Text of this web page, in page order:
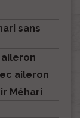
sans
aileron
Méhari